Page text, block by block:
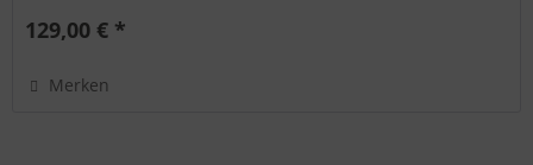
129,00 € *
Merken